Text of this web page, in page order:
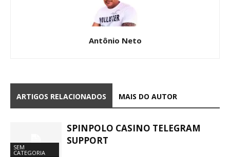
Antônio Neto
ARTIGOS RELACIONADOS MAIS DO AUTOR
SEM
CATEGORIA
SPINPOLO CASINO TELEGRAM
SUPPORT